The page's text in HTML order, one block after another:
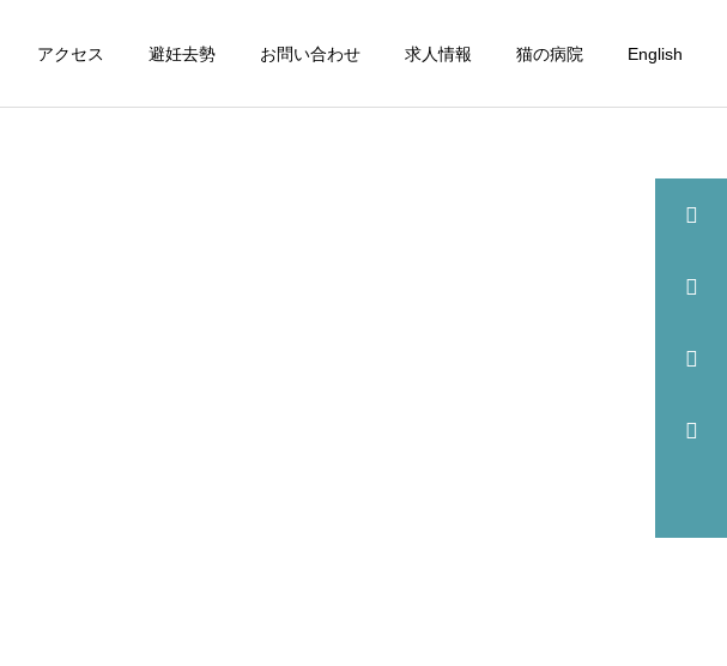
アクセス 避妊去勢 お問い合わせ 求人情報 猫の病院 English